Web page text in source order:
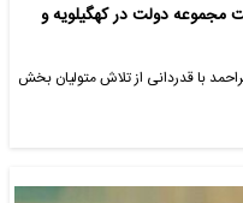
مجموعه دولت در کهگیلویه و
با قدردانی از تلاش‌ متولیان بخش